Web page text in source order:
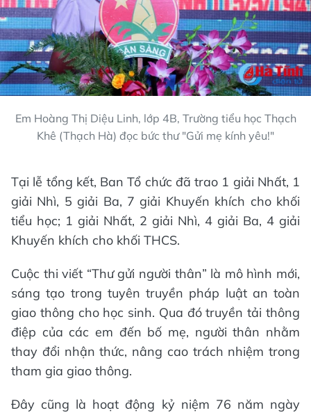
Em Hoàng Thị Diệu Linh, lớp 4B, Trường tiểu học Thạch
Khê (Thạch Hà) đọc bức thư "Gửi mẹ kính yêu!"
Tại lễ tổng kết, Ban Tổ chức đã trao 1 giải Nhất, 1
giải Nhì, 5 giải Ba, 7 giải Khuyến khích cho khối
tiểu học; 1 giải Nhất, 2 giải Nhì, 4 giải Ba, 4 giải
Khuyến khích cho khối THCS.
Cuộc thi viết “Thư gửi người thân” là mô hình mới,
sáng tạo trong tuyên truyền pháp luật an toàn
giao thông cho học sinh. Qua đó truyền tải thông
điệp của các em đến bố mẹ, người thân nhằm
thay đổi nhận thức, nâng cao trách nhiệm trong
tham gia giao thông.
Đây cũng là hoạt động kỷ niệm 76 năm ngày